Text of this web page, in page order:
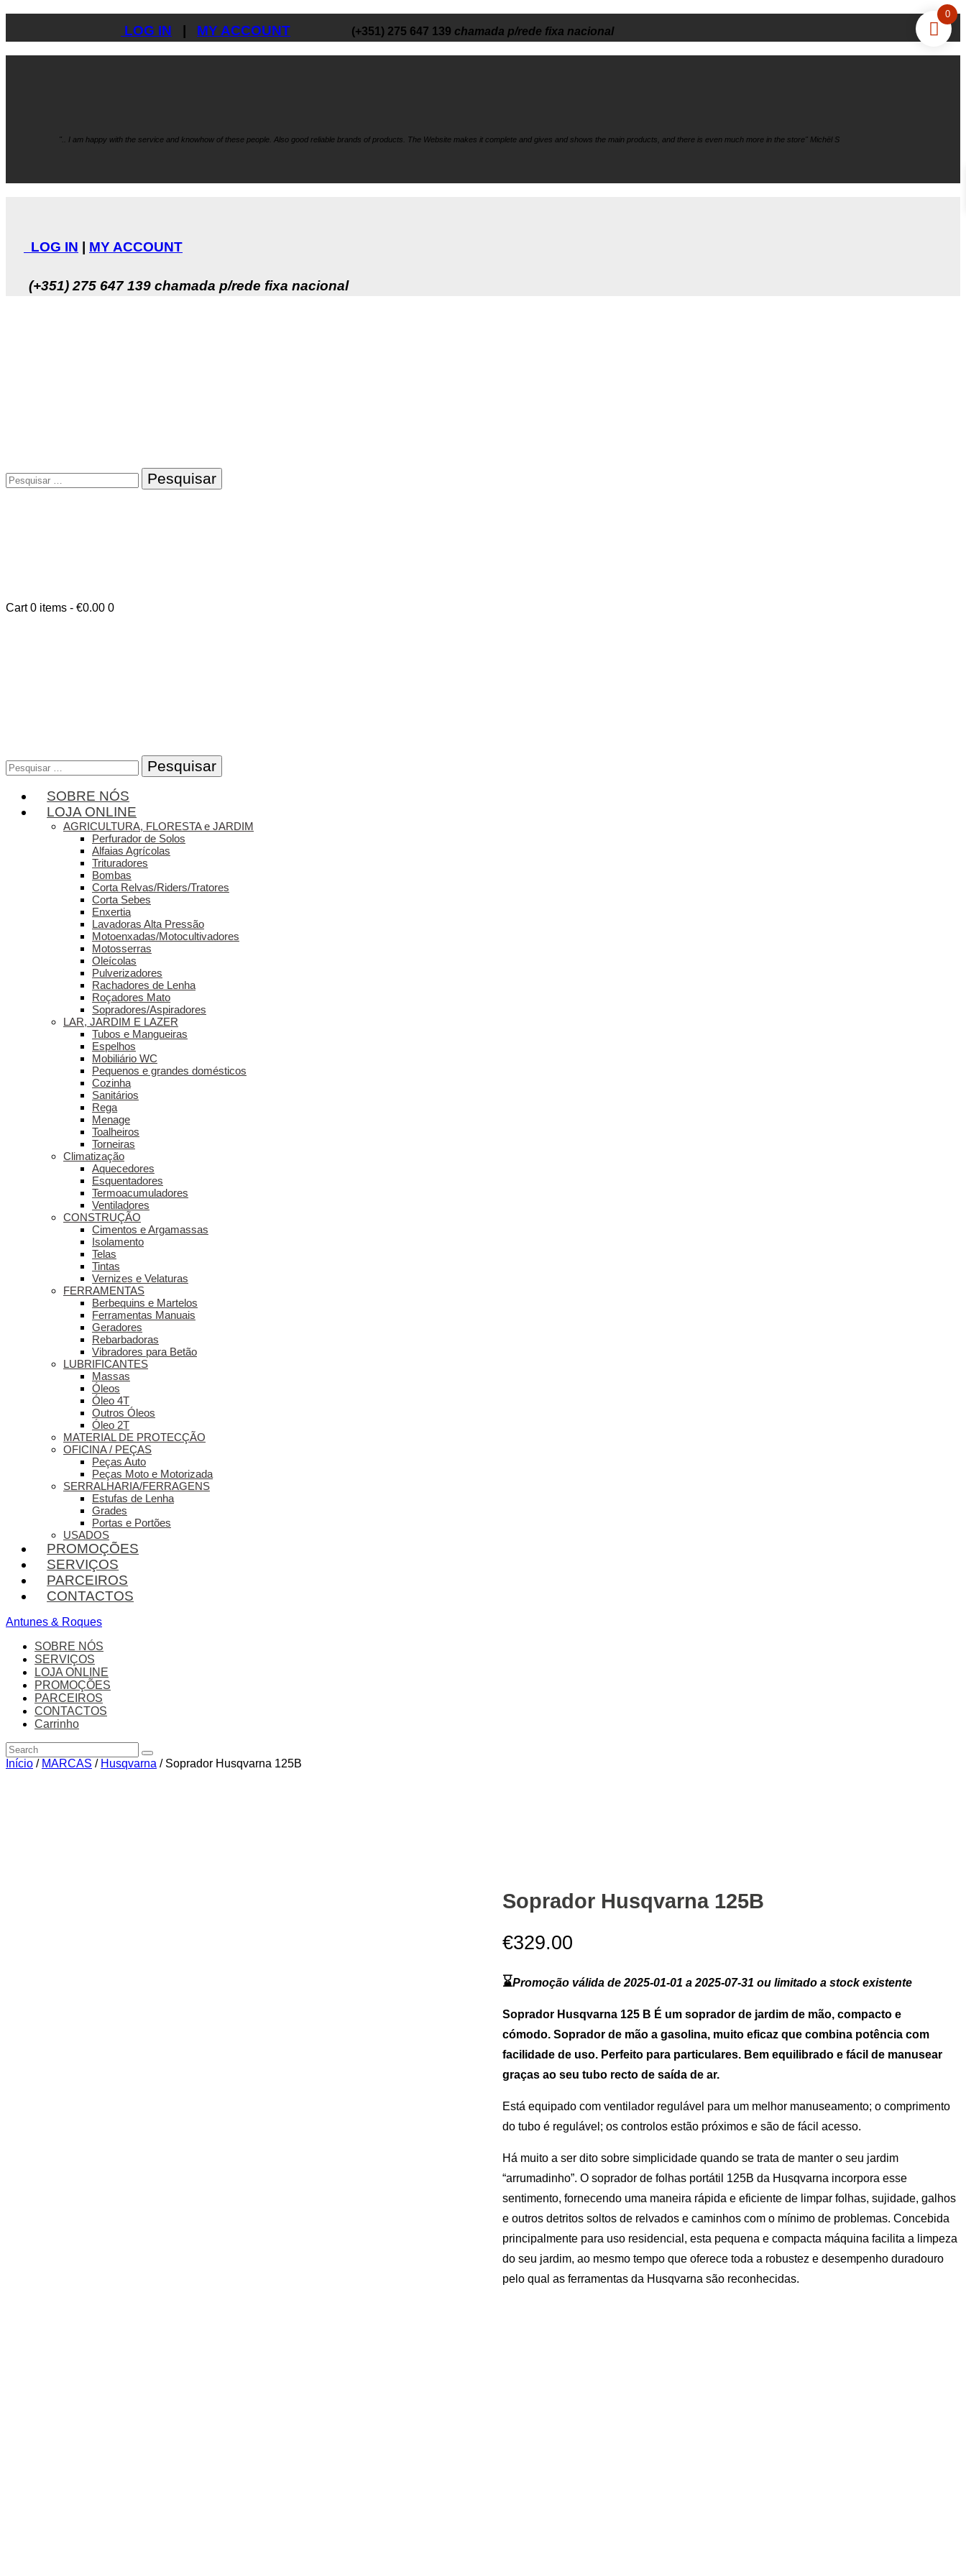
LOG IN MY ACCOUNT (+351) 275 647 139 chamada p/rede fixa nacional
".. I am happy with the service and knowhow of these people. Also good reliable brands of products. The Website makes it complete and gives and shows the main products, and there is even much more in the store" Michël S
LOG IN MY ACCOUNT
(+351) 275 647 139 chamada p/rede fixa nacional
Pesquisar
por:
Cart 0 items - €0.00 0
Pesquisar
por:
SOBRE NÓS
LOJA ONLINE
AGRICULTURA, FLORESTA e JARDIM
Perfurador de Solos
Alfaias Agrícolas
Trituradores
Bombas
Corta Relvas/Riders/Tratores
Corta Sebes
Enxertia
Lavadoras Alta Pressão
Motoenxadas/Motocultivadores
Motosserras
Oleícolas
Pulverizadores
Rachadores de Lenha
Roçadores Mato
Sopradores/Aspiradores
LAR, JARDIM E LAZER
Tubos e Mangueiras
Espelhos
Mobiliário WC
Pequenos e grandes domésticos
Cozinha
Sanitários
Rega
Menage
Toalheiros
Torneiras
Climatização
Aquecedores
Esquentadores
Termoacumuladores
Ventiladores
CONSTRUÇÃO
Cimentos e Argamassas
Isolamento
Telas
Tintas
Vernizes e Velaturas
FERRAMENTAS
Berbequins e Martelos
Ferramentas Manuais
Geradores
Rebarbadoras
Vibradores para Betão
LUBRIFICANTES
Massas
Óleos
Óleo 4T
Outros Óleos
Óleo 2T
MATERIAL DE PROTECÇÃO
OFICINA / PEÇAS
Peças Auto
Peças Moto e Motorizada
SERRALHARIA/FERRAGENS
Estufas de Lenha
Grades
Portas e Portões
USADOS
PROMOÇÕES
SERVIÇOS
PARCEIROS
CONTACTOS
Antunes & Roques
SOBRE NÓS
SERVIÇOS
LOJA ONLINE
PROMOÇÕES
PARCEIROS
CONTACTOS
Carrinho
Início / MARCAS / Husqvarna / Soprador Husqvarna 125B
Soprador Husqvarna 125B
€329.00
⌛Promoção válida de 2025-01-01 a 2025-07-31 ou limitado a stock existente
Soprador Husqvarna 125 B É um soprador de jardimde mão, compacto e
cómodo. Soprador de mãoa gasolina, muito eficaz que combina potência com
facilidade de uso. Perfeito para particulares. Bem equilibrado e fácil de manusear
graças ao seu tubo recto de saída de ar.
Está equipado com ventilador regulável para um melhor manuseamento; o comprimento
do tubo é regulável; os controlos estão próximos e são de fácil acesso.
Há muito a ser dito sobre simplicidade quando se trata de manter o seu jardim
“arrumadinho”. O soprador de folhas portátil 125B da Husqvarna incorpora esse
sentimento, fornecendo uma maneira rápida e eficiente de limpar folhas, sujidade, galhos
e outros detritos soltos de relvados e caminhos com o mínimo de problemas. Concebida
principalmente para uso residencial, esta pequena e compacta máquina facilita a limpeza
do seu jardim, ao mesmo tempo que oferece toda a robustez e desempenho duradouro
pelo qual as ferramentas da Husqvarna são reconhecidas.
0